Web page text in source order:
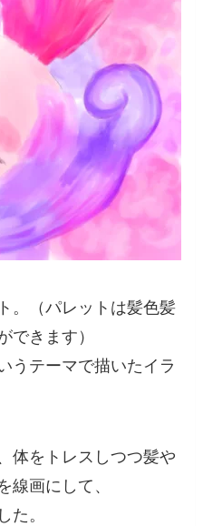
。（パレットは髪色髪
できます）
うテーマで描いたイラ
体をトレスしつつ髪や
線画にして、
た。